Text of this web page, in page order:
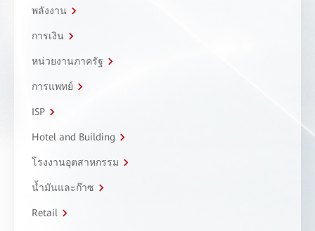
พลังงาน
การเงิน
หน่วยงานภาครัฐ
การแพทย์
ISP
Hotel and Building
โรงงานอุตสาหกรรม
น้ำมันและก๊าซ
Retail